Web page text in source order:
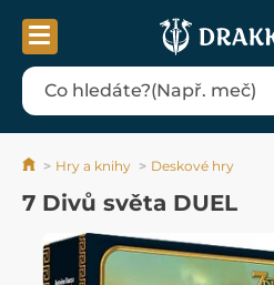
Hry a knihy Deskové hry
7 Divů světa DUEL